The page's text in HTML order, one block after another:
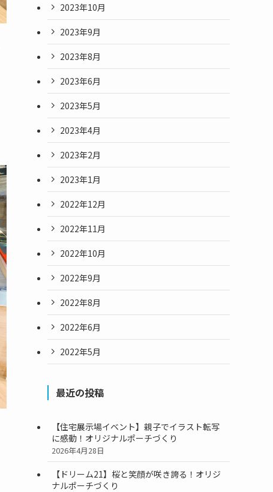
2023年10月
2023年9月
2023年8月
2023年6月
2023年5月
2023年4月
2023年2月
2023年1月
2022年12月
2022年11月
2022年10月
2022年9月
2022年8月
2022年6月
2022年5月
最近の投稿
【住宅展示場イベント】親子でイラスト転写
に感動！オリジナルポーチづくり
2026年4月28日
【ドリーム21】桜と笑顔が咲き誇る！オリジ
ナルポーチづくり